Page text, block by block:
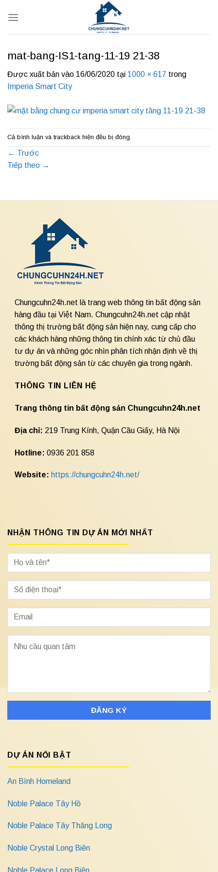
qua
mat-bang-IS1-tang-11-19 21-38
Được xuất bản vào 16/06/2020 tại 1000 × 617 trong
Imperia Smart City
Cả bình luận và trackback hiện đều bị đóng.
← Trước
Tiếp theo →
Chungcuhn24h.net là trang web thông tin bất động sản
hàng đầu tại Việt Nam. Chungcuhn24h.net cập nhật
thông thị trường bất động sản hiện nay, cung cấp cho
các khách hàng những thông tin chính xác từ chủ đầu
tư dự án và những góc nhìn phân tích nhận định về thị
trường bất động sản từ các chuyên gia trong ngành.
THÔNG TIN LIÊN HỆ
Trang thông tin bất động sản Chungcuhn24h.net
Địa chỉ: 219 Trung Kính, Quận Cầu Giấy, Hà Nội
Hotline: 0936 201 858
Website: https://chungcuhn24h.net/
NHẬN THÔNG TIN DỰ ÁN MỚI NHẤT
DỰ ÁN NỔI BẬT
An Bình Homeland
Noble Palace Tây Hồ
Noble Palace Tây Thăng Long
Noble Crystal Long Biên
Noble Palace Long Biên